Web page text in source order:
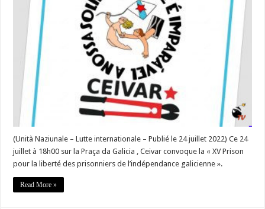
pour
la
liberté
des
prisonniers
de
l’indépendance
galicienne »
–
#Corse
(Unità Naziunale – Lutte internationale – Publié le 24 juillet 2022) Ce 24
juillet à 18h00 sur la Praça da Galicia , Ceivar convoque la « XV Prison
pour la liberté des prisonniers de l’indépendance galicienne ».
Read More »